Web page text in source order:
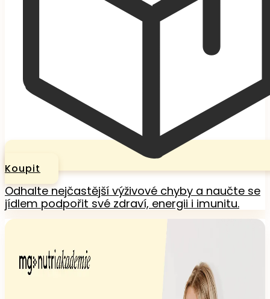
Koupit
Odhalte nejčastější výživové chyby a naučte se
jídlem podpořit své zdraví, energii i imunitu.